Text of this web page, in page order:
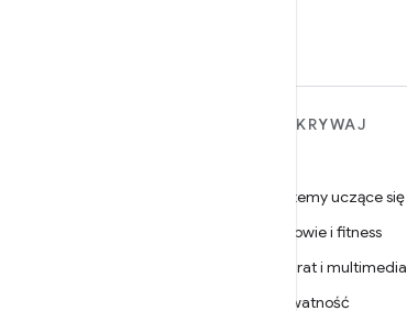
ODKRYWAJ
Systemy uczące się
Zdrowie i fitness
Aparat i multimedia
Prywatność